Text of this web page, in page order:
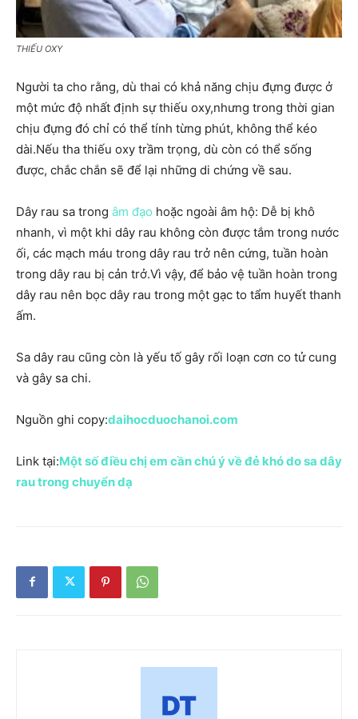
THIẾU OXY
Người ta cho rằng, dù thai có khả năng chịu đựng được ở
một mức độ nhất định sự thiếu oxy,nhưng trong thời gian
chịu đựng đó chỉ có thể tính từng phút, không thể kéo
dài.Nếu tha thiếu oxy trầm trọng, dù còn có thể sống
được, chắc chắn sẽ để lại những di chứng về sau.
Dây rau sa trong âm đạo hoặc ngoài âm hộ: Dễ bị khô
nhanh, vì một khi dây rau không còn được tắm trong nước
ối, các mạch máu trong dây rau trở nên cứng, tuần hoàn
trong dây rau bị cản trở.Vì vậy, để bảo vệ tuần hoàn trong
dây rau nên bọc dây rau trong một gạc to tẩm huyết thanh
ấm.
Sa dây rau cũng còn là yếu tố gây rối loạn cơn co tử cung
và gây sa chi.
Nguồn ghi copy:daihocduochanoi.com
Link tại:Một số điều chị em cần chú ý về đẻ khó do sa dây
rau trong chuyển dạ